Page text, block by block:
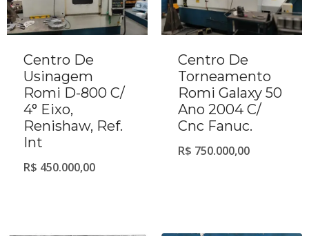
Centro De
Usinagem
Romi D-800 C/
4° Eixo,
Renishaw, Ref.
Int
R$ 450.000,00
Centro De
Torneamento
Romi Galaxy 50
Ano 2004 C/
Cnc Fanuc.
R$ 750.000,00